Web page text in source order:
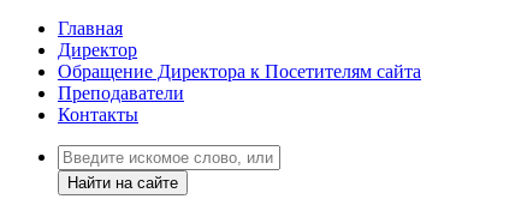
Главная
Директор
Обращение Директора к Посетителям сайта
Преподаватели
Контакты
Найти на сайте